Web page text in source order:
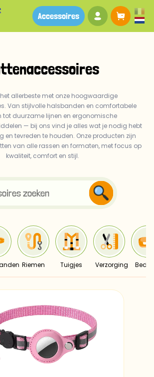
Uw account
Accessoires
het allerbeste met onze hoogwaardige
Van stijlvolle halsbanden en comfortabele
tot duurzame lijnen en ergonomische
— bij ons vind je alles wat je nodig hebt
en tevreden te houden. Onze producten zijn
van alle rassen en formaten, met focus op
kwaliteit, comfort en stijl.
Riemen Tuigjes Verzorging